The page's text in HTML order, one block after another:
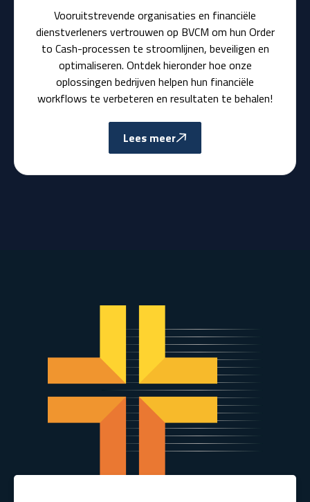
Vooruitstrevende organisaties en financiële
dienstverleners vertrouwen op BVCM om hun Order
to Cash-processen te stroomlijnen, beveiligen en
optimaliseren. Ontdek hieronder hoe onze
oplossingen bedrijven helpen hun financiële
workflows te verbeteren en resultaten te behalen!
Lees meer